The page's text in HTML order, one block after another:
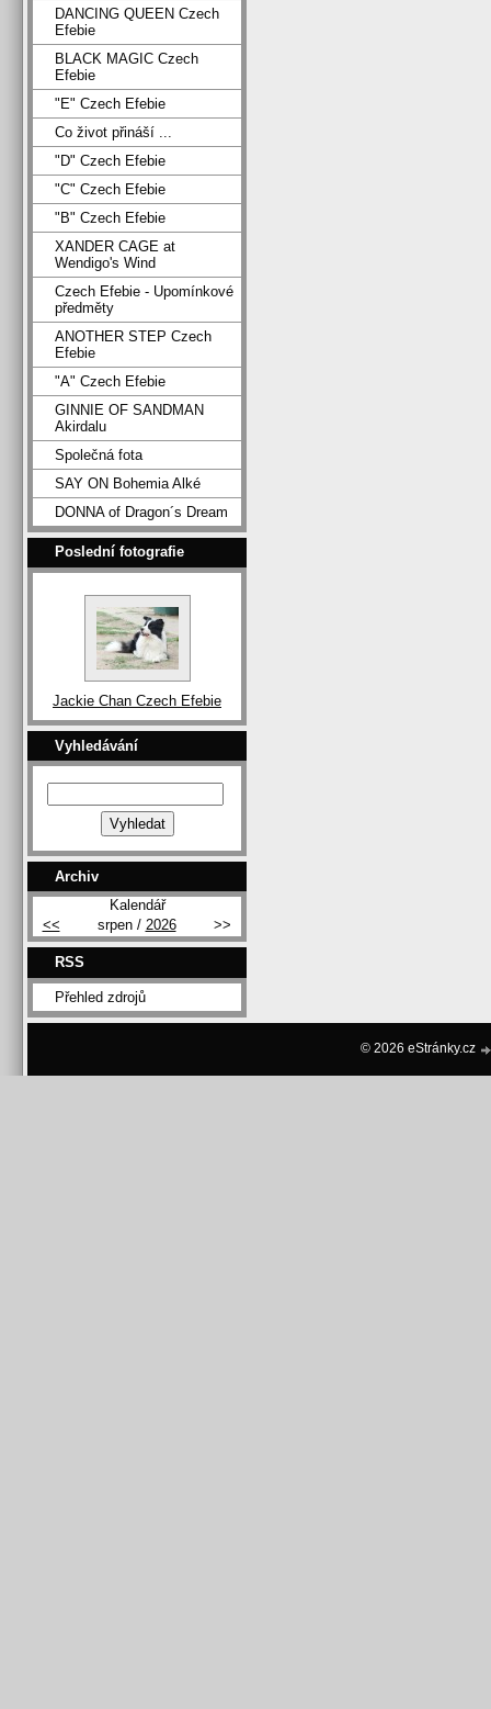
DANCING QUEEN Czech
Efebie
BLACK MAGIC Czech
Efebie
"E" Czech Efebie
Co život přináší ...
"D" Czech Efebie
"C" Czech Efebie
"B" Czech Efebie
XANDER CAGE at
Wendigo's Wind
Czech Efebie - Upomínkové
předměty
ANOTHER STEP Czech
Efebie
"A" Czech Efebie
GINNIE OF SANDMAN
Akirdalu
Společná fota
SAY ON Bohemia Alké
DONNA of Dragon´s Dream
Poslední fotografie
Jackie Chan Czech Efebie
Vyhledávání
Archiv
Kalendář
<<
srpen / 2026 >>
RSS
Přehled zdrojů
© 2026 eStránky.cz